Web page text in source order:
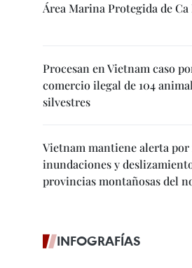
Área Marina Protegida de Ca
Procesan en Vietnam caso
comercio ilegal de 104
silvestres
Vietnam mantiene alerta por
inundaciones y
provincias montañosas del
INFOGRAFÍAS